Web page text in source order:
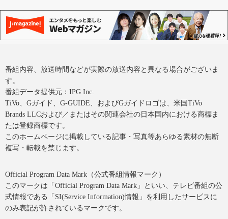
番組内容、放送時間などが実際の放送内容と異なる場合がございま
す。
番組データ提供元：IPG Inc.
TiVo、Gガイド、G-GUIDE、およびGガイドロゴは、米国TiVo
Brands LLCおよび／またはその関連会社の日本国内における商標ま
たは登録商標です。
このホームページに掲載している記事・写真等あらゆる素材の無断
複写・転載を禁じます。
Official Program Data Mark（公式番組情報マーク）
このマークは「Official Program Data Mark」といい、テレビ番組の公
式情報である「SI(Service Information)情報」を利用したサービスに
のみ表記が許されているマークです。